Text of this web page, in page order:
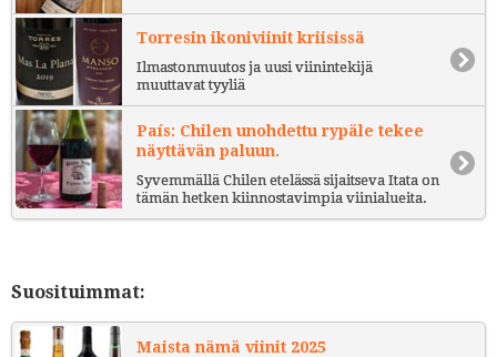
Torresin ikoniviinit kriisissä
Ilmastonmuutos ja uusi viinintekijä
muuttavat tyyliä
País: Chilen unohdettu rypäle tekee
näyttävän paluun.
Syvemmällä Chilen etelässä sijaitseva Itata on
tämän hetken kiinnostavimpia viinialueita.
Suosituimmat:
Maista nämä viinit 2025